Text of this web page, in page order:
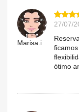
Marisa.i
27/07/
ótimo